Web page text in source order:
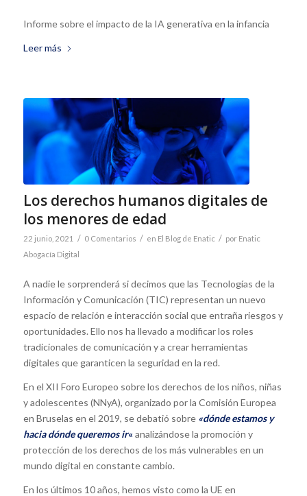
Informe sobre el impacto de la IA generativa en la infancia
Leer más
Los derechos humanos digitales de
los menores de edad
22 junio, 2021 / 0 Comentarios / en El Blog de Enatic / por Enatic
Abogacía Digital
A nadie le sorprenderá si decimos que las Tecnologías de la
Información y Comunicación (TIC) representan un nuevo
espacio de relación e interacción social que entraña riesgos y
oportunidades. Ello nos ha llevado a modificar los roles
tradicionales de comunicación y a crear herramientas
digitales que garanticen la seguridad en la red.
En el XII Foro Europeo sobre los derechos de los niños, niñas
y adolescentes (NNyA), organizado por la Comisión Europea
en Bruselas en el 2019, se debatió sobre «dónde estamos y
hacia dónde queremos ir« analizándose la promoción y
protección de los derechos de los más vulnerables en un
mundo digital en constante cambio.
En los últimos 10 años, hemos visto como la UE en